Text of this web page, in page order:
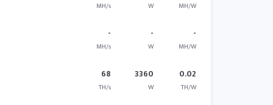
MH/s W MH/W
-
MH/s
-
W
-
MH/W
68
TH/s
3360
W
0.02
TH/W